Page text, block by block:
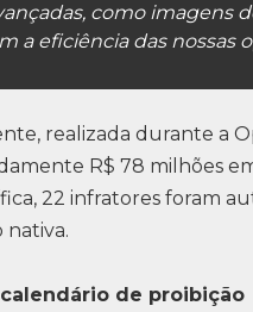
como imagens
a eficiência das nossas
realizada durante a
R$ 78 milhões
22 infratores foram
nativa.
de proibição